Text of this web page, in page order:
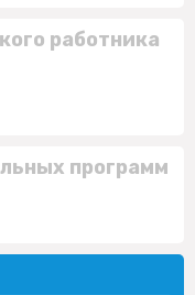
работника
программ